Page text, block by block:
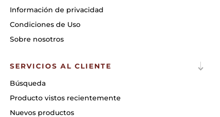
Información de privacidad
Condiciones de Uso
Sobre nosotros
SERVICIOS AL CLIENTE
Búsqueda
Producto vistos recientemente
Nuevos productos